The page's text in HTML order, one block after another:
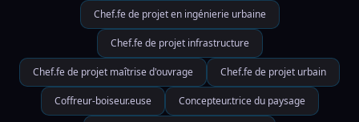
Chef.fe de projet en ingénierie urbaine
Chef.fe de projet infrastructure
Chef.fe de projet maîtrise d'ouvrage Chef.fe de projet urbain
Coffreur-boiseur.euse Concepteur.trice du paysage